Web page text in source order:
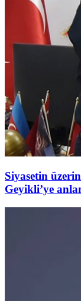
Siyasetin
Geyikli’ye